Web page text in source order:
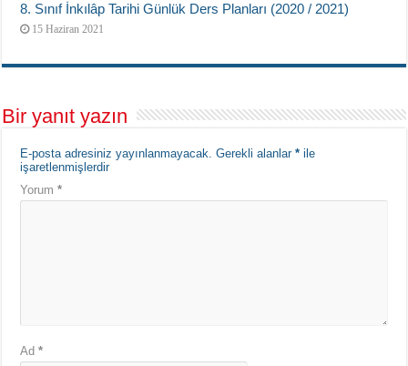
8. Sınıf İnkılâp Tarihi Günlük Ders Planları (2020 / 2021)
15 Haziran 2021
Bir yanıt yazın
E-posta adresiniz yayınlanmayacak. Gerekli alanlar* ile
işaretlenmişlerdir
Yorum*
Ad*